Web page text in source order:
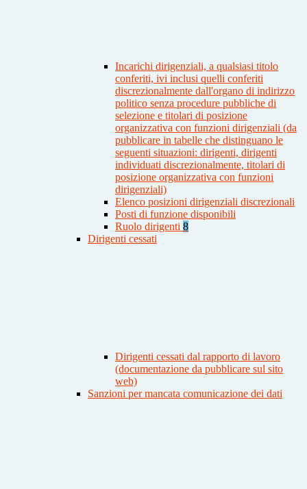
Incarichi dirigenziali, a qualsiasi titolo
conferiti, ivi inclusi quelli conferiti
discrezionalmente dall'organo di indirizzo
politico senza procedure pubbliche di
selezione e titolari di posizione
organizzativa con funzioni dirigenziali (da
pubblicare in tabelle che distinguano le
seguenti situazioni: dirigenti, dirigenti
individuati discrezionalmente, titolari di
posizione organizzativa con funzioni
dirigenziali)
Elenco posizioni dirigenziali discrezionali
Posti di funzione disponibili
Ruolo dirigenti 8
Dirigenti cessati
Dirigenti cessati dal rapporto di lavoro
(documentazione da pubblicare sul sito
web)
Sanzioni per mancata comunicazione dei dati